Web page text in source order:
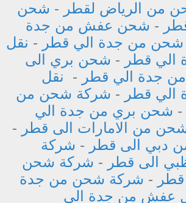
من الرياض لقطر - شحن
- شحن عفش من جدة
من جدة الي قطر - نقل
قطر - شحن بري الى
جدة الي قطر - نقل
قطر - شركة شحن من
- شحن بري من جدة الي
من الامارات الى قطر -
دبي الى قطر - شركة
الى قطر - شركة شحن
- شركة شحن من جدة
عفش من جدة الي